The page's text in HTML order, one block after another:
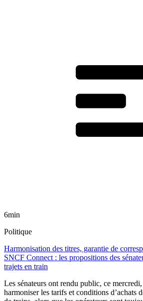
6min
Politique
Harmonisation des titres, garantie de
SNCF Connect : les propositions des
trajets en train
Les sénateurs ont rendu public, ce
harmoniser les tarifs et conditions d’achats